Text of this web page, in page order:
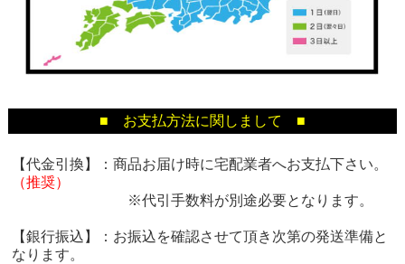
■ お支払方法に関しまして ■
【代金引換】：商品お届け時に宅配業者へお支払下さい。
（推奨）
※代引手数料が別途必要となります。
【銀行振込】：お振込を確認させて頂き次第の発送準備と
なります。